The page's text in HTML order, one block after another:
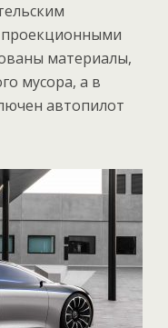
проекционными
материалы,
мусора, а в
автопилот